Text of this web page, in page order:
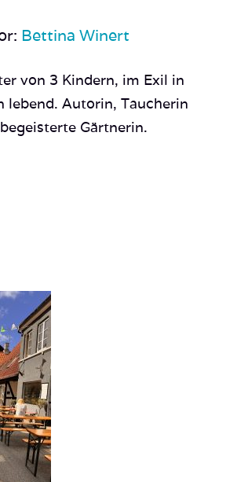
Bettina Winert
von 3 Kindern, im Exil in
lebend. Autorin, Taucherin
Gärtnerin.